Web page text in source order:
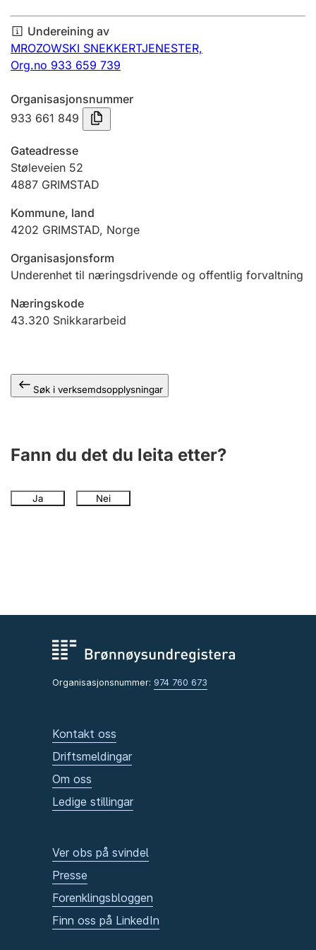
Årsrekneskap
Innsending og forseinkingsgebyr
Tinglysing
Jeger
Betaling og jegeravgiftskort
Ektepaktrettleiaren
Andre tema
Undereining av
MROZOWSKI SNEKKERTJENESTER,
Org.no 933 659 739
Organisasjonsnummer
933 661 849
Gateadresse
Støleveien 52
4887 GRIMSTAD
Kommune, land
4202 GRIMSTAD, Norge
Organisasjonsform
Underenhet til næringsdrivende og offentlig forvaltning
Næringskode
43.320 Snikkararbeid
Søk i verksemdsopplysningar
Fann du det du leita etter?
Ja Nei
Organisasjonsnummer: 974 760 673
Kontakt oss
Driftsmeldingar
Om oss
Ledige stillingar
Ver obs på svindel
Presse
Forenklingsbloggen
Finn oss på LinkedIn